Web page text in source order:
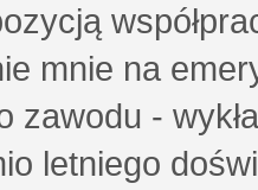
mnie na
zawodu -
letniego